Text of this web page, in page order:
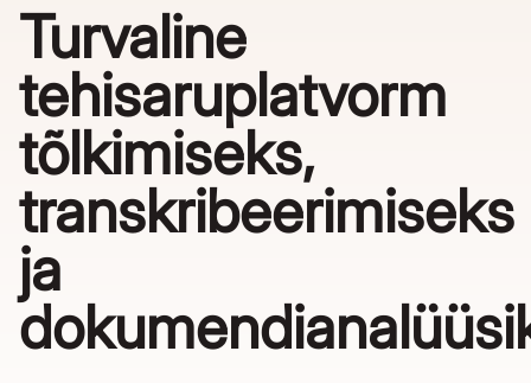
Turvaline
tehisaruplatvorm
tõlkimiseks,
transkribeerimiseks
ja